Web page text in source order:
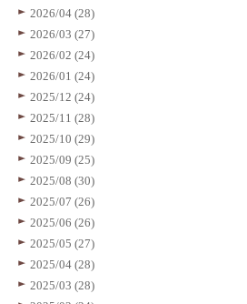
2026/04 (28)
2026/03 (27)
2026/02 (24)
2026/01 (24)
2025/12 (24)
2025/11 (28)
2025/10 (29)
2025/09 (25)
2025/08 (30)
2025/07 (26)
2025/06 (26)
2025/05 (27)
2025/04 (28)
2025/03 (28)